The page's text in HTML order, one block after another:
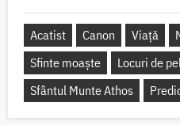
Acatist Canon Viață
Sfinte moaște
Locuri de
Sfântul Munte Athos